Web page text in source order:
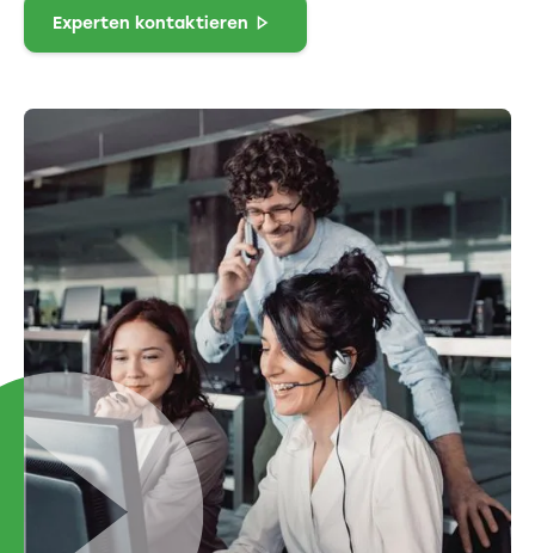
Experten kontaktieren